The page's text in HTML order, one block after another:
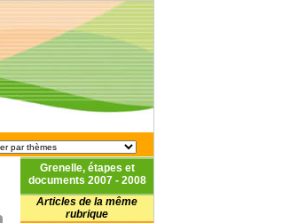
Grenelle, étapes et
documents 2007 - 2008
Articles de la même
rubrique